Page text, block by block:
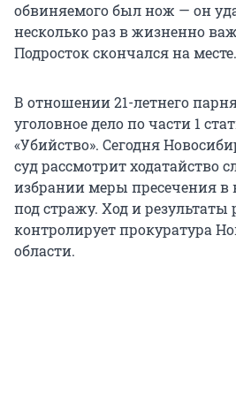
обвиняемого был нож — он
несколько раз в жизненно
Подросток скончался на месте.
В отношении 21-летнего
уголовное дело по части 1
«Убийство». Сегодня
суд рассмотрит ходатайство
избрании меры пресечения в
под стражу. Ход и результаты
контролирует прокуратура
области.